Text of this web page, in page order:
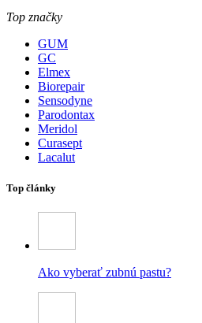
Top značky
GUM
GC
Elmex
Biorepair
Sensodyne
Parodontax
Meridol
Curasept
Lacalut
Top články
Ako vyberať zubnú pastu?